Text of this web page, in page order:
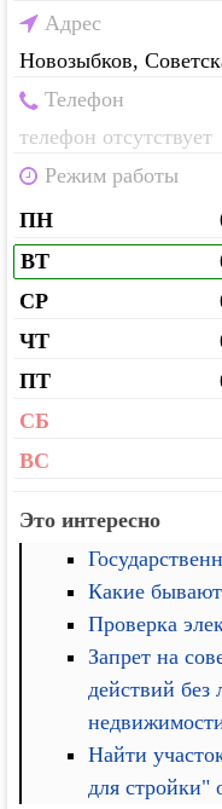
Адрес
Новозыбков,
Телефон
телефон отсутствует
Режим работы
ПН
ВТ
СР
ЧТ
ПТ
СБ
ВС
Это интересно
Какие
Проверка
Запрет на
действий без
Найти
для стройки"